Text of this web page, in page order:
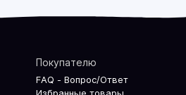
Покупателю
FAQ - Вопрос/Ответ